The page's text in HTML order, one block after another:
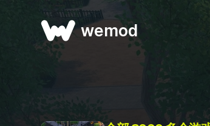
wemod